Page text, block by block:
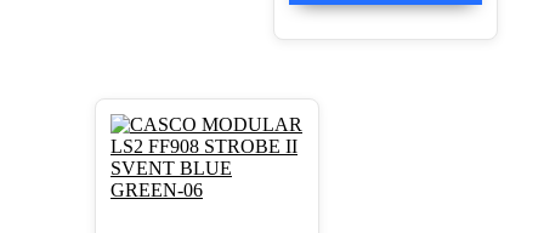
Este
producto
tiene
múltiples